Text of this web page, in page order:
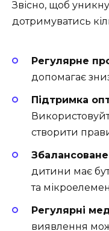
Звісно, щоб
дотримуватись
Регулярне
допомагає
Підтримка
створити
дитини має
та
Регулярні
виявлення